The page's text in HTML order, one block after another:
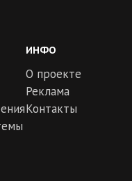
ИНФО
О проекте
Реклама
Контакты